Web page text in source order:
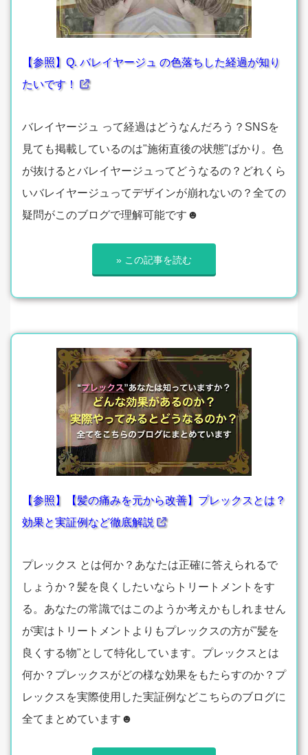
【参照】Q. バレイヤージュ の色落ちした経過が知り
たいです！
バレイヤージュ って経過はどうなんだろう？SNSを
見ても掲載しているのは"施術直後の状態"ばかり。色
が抜けるとバレイヤージュってどうなるの？どれくら
いバレイヤージュってデザインが崩れないの？全ての
疑問がこのブログで理解可能です☻
» この記事を読む
【参照】【髪の痛みを元から改善】プレックスとは？
効果と実証例など徹底解説
プレックス とは何か？あなたは正確に答えられるで
しょうか？髪を良くしたいならトリートメントをす
る。あなたの常識ではこのようか考えかもしれません
が実はトリートメントよりもプレックスの方が"髪を
良くする物"として特化しています。プレックスとは
何か？プレックスがどの様な効果をもたらすのか？プ
レックスを実際使用した実証例などこちらのブログに
全てまとめています☻